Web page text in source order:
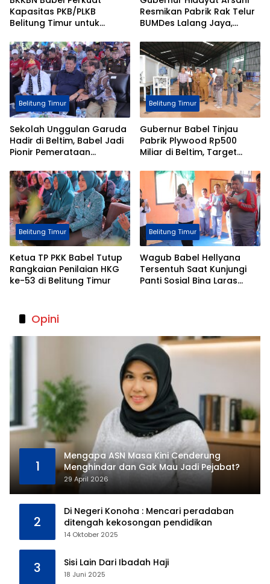
Kapasitas PKB/PLKB
Belitung Timur untuk
Bangga Kencana
Resmikan Pabrik Rak Telur
BUMDes Lalang Jaya,
Ekonomi Desa
Belitung Timur
Sekolah Unggulan Garuda
Hadir di Beltim, Babel Jadi
Pionir Pemerataan
Belitung Timur
Gubernur Babel Tinjau
Pabrik Plywood Rp500
Miliar di Beltim, Target
Belitung Timur
Ketua TP PKK Babel Tutup
Rangkaian Penilaian HKG
ke-53 di Belitung Timur
Belitung Timur
Wagub Babel Hellyana
Tersentuh Saat Kunjungi
Panti Sosial Bina Laras
Opini
1
Mengapa ASN Masa Kini Cenderung
Menghindar dan Gak Mau Jadi Pejabat?
29 April 2026
2
Di Negeri Konoha : Mencari peradaban
ditengah kekosongan pendidikan
14 Oktober 2025
3 Sisi Lain Dari Ibadah Haji
18 Juni 2025